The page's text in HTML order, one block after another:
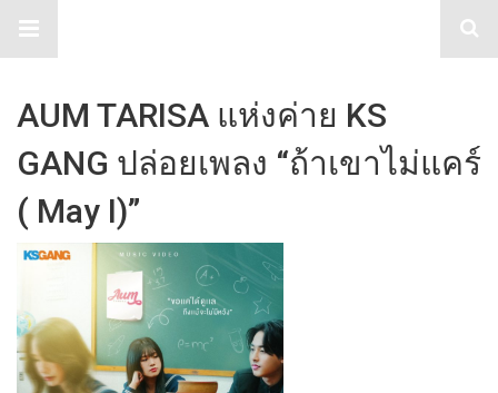
AUM TARISA แห่งค่าย KS
GANG ปล่อยเพลง “ถ้าเขาไม่แคร์
( May I)”